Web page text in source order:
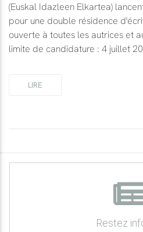
(Euskal Idazleen Elkartea)
pour une double résidence
ouverte à toutes les autrices et
limite de candidature : 4 juillet
LIRE
Restez